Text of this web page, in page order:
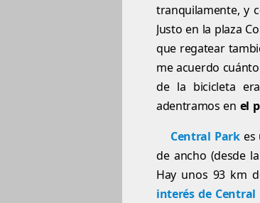
tranquilamente, y
Justo en la plaza
que regatear
me acuerdo
de la bicicleta
adentramos en el
Central Parkes
de ancho (desde
Hay unos 93 km
interés de Central